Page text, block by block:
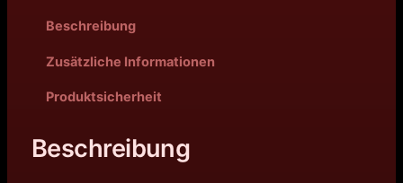
i
c
h
e
r
i
Beschreibung
Zusätzliche Informationen
Produktsicherheit
Beschreibung